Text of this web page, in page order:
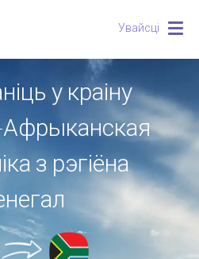
Увайсці
у краіну
з рэгіёна